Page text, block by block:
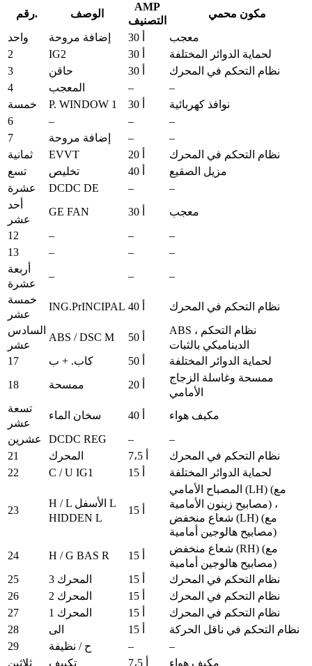
رقم. الوصف
AMP
التصنيف
مكون محمي
واحد
إضافة مروحة
معجب
2
IG2
لحماية الدوائر المختلفة
3
حاقن
نظام التحكم في المحرك
4
المعجب –
–
خمسة
P. WINDOW 1
نوافذ كهربائية
6
– –
–
7
إضافة مروحة –
–
ثمانية
EVVT
نظام التحكم في المحرك
تسع
تخليص
مزيل الصقيع
عشرة
DCDC DE –
–
أحد
عشر
GE FAN
معجب
12
– –
–
13
– –
–
أربعة
عشرة
– – –
خمسة
عشر
ING.PrINCIPAL
نظام التحكم في المحرك
السادس
عشر
ABS / DSC M
ABS ، نظام التحكم
الديناميكي بالثبات
17
كاب. + ب
لحماية الدوائر المختلفة
18
ممسحة
ممسحة وغاسلة الزجاج
الأمامي
تسعة
عشر
سخان الماء
مكيف هواء
عشرين
DCDC REG –
–
21
المحرك
نظام التحكم في المحرك
22
C / U IG1 لحماية الدوائر المختلفة
23
H / L الأسفل L
HIDDEN L
المصباح الأمامي (LH) (مع
مصابيح زينون الأمامية) ،
شعاع منخفض (LH) (مع
مصابيح هالوجين أمامية)
24 H / G BAS R
شعاع منخفض (RH) (مع
مصابيح هالوجين أمامية)
25
المحرك 3
نظام التحكم في المحرك
26
المحرك 2
نظام التحكم في المحرك
27
المحرك 1
نظام التحكم في المحرك
28
الى
نظام التحكم في ناقل الحركة
29
ح / نظيفة –
–
ثلاثين
تكييف مكيف هواء